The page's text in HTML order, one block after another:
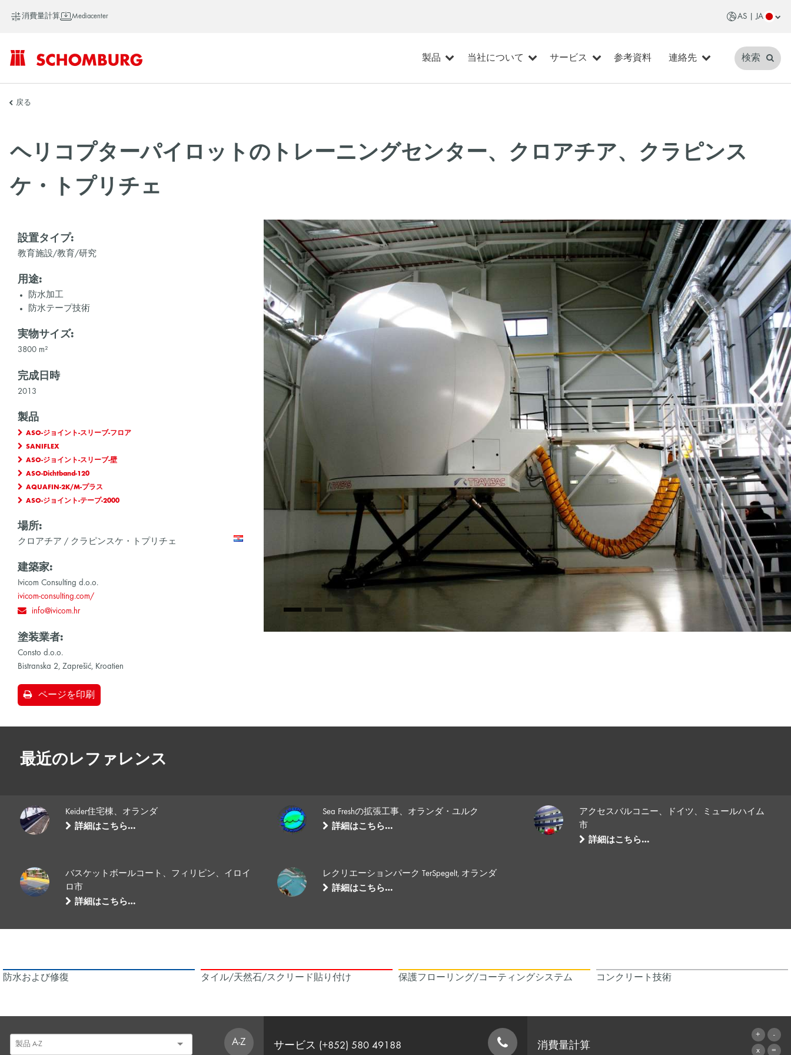
消費量計算 Mediacenter AS | JA
SCHOMBURG
ジ
ア
製品 当社について サービス 参考資料 連絡先 検索
戻る
ヘリコプターパイロットのトレーニングセンター、クロアチア、クラピンス
ケ・トプリチェ
設置タイプ:
教育施設/教育/研究
用途:
防水加工
防水テープ技術
実物サイズ:
3800 m²
完成日時
2013
製品
ASO-ジョイント-スリーブ-フロア
SANIFLEX
ASO-ジョイント-スリーブ-壁
ASO-Dichtband-120
AQUAFIN-2K/M-プラス
ASO-ジョイント-テープ-2000
場所:
クロアチア / クラピンスケ・トプリチェ
建築家:
Ivicom Consulting d.o.o.
ivicom-consulting.com/
info@ivicom.hr
塗装業者:
Consto d.o.o.
Bistranska 2, Zaprešić, Kroatien
ページを印刷
最近のレファレンス
Keider住宅棟、オランダ
詳細はこちら…
Sea Freshの拡張工事、オランダ・ユルク
詳細はこちら…
アクセスバルコニー、ドイツ、ミュールハイム
市
詳細はこちら…
バスケットボールコート、フィリピン、イロイ
ロ市
詳細はこちら…
レクリエーションパーク TerSpegelt, オランダ
詳細はこちら…
防水および修復 タイル/天然石/スクリード貼り付け 保護フローリング/コーティングシステム コンクリート技術
A-Z サービス (+852) 580 49188 消費量計算